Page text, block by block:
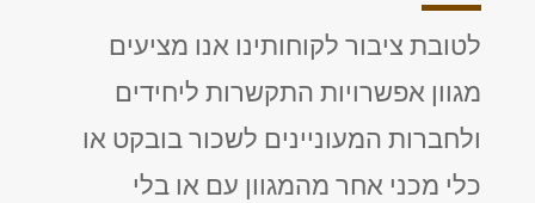
לטובת ציבור לקוחותינו אנו מציעים
מגוון אפשרויות התקשרות ליחידים
ולחברות המעוניינים לשכור בובקט או
כלי מכני אחר מהמגוון עם או בלי